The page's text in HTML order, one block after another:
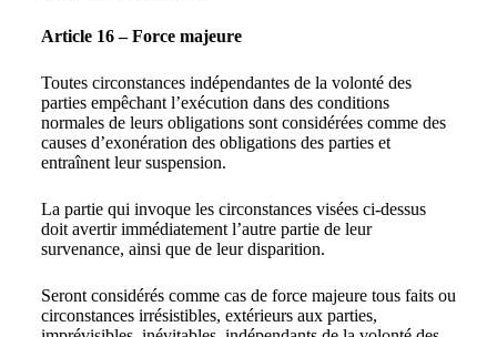
Article 16 – Force majeure
Toutes circonstances indépendantes de la volonté des
parties empêchant l’exécution dans des conditions
normales de leurs obligations sont considérées comme des
causes d’exonération des obligations des parties et
entraînent leur suspension.
La partie qui invoque les circonstances visées ci-dessus
doit avertir immédiatement l’autre partie de leur
survenance, ainsi que de leur disparition.
Seront considérés comme cas de force majeure tous faits ou
circonstances irrésistibles, extérieurs aux parties,